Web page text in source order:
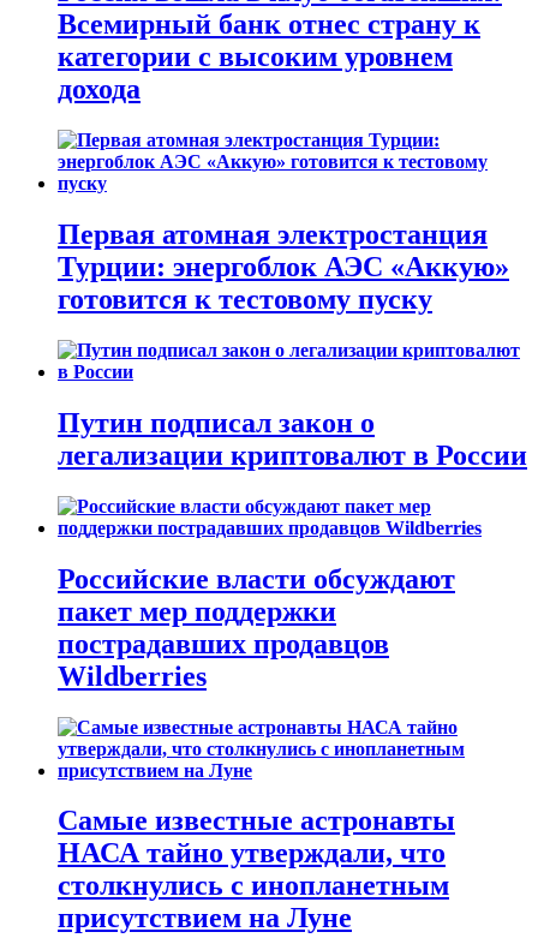
Всемирный банк отнес страну к
категории с высоким уровнем
дохода
Первая атомная электростанция
Турции: энергоблок АЭС «Аккую»
готовится к тестовому пуску
Путин подписал закон о
легализации криптовалют в России
Российские власти обсуждают
пакет мер поддержки
пострадавших продавцов
Wildberries
Самые известные астронавты
НАСА тайно утверждали, что
столкнулись с инопланетным
присутствием на Луне